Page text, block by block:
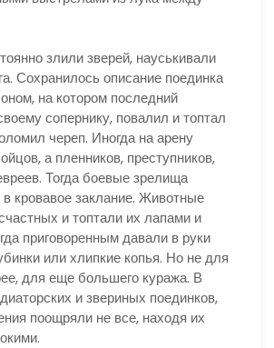
злили зверей, науськивали
Сохранилось описание поединка
на котором последний
сопернику, повалил и топтал
череп. Иногда на арену
а пленников, преступников,
Тогда боевые зрелища
кровавое заклание. Животные
и топтали их лапами и
приговоренным давали в руки
или хлипкие копья. Но не для
для еще большего куража. В
и звериных поединков,
поощряли не все, находя их